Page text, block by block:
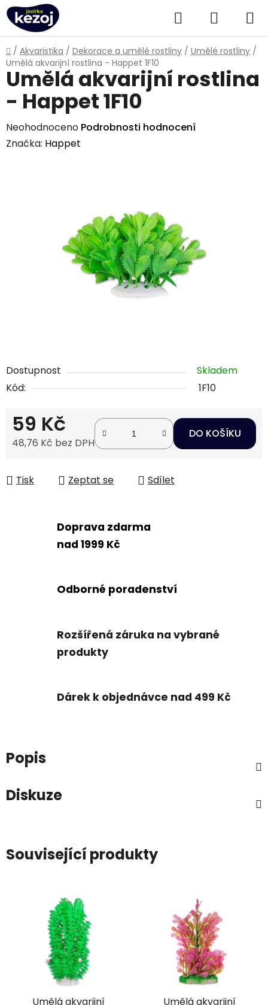
Přejít
na
obsah
Hledat
KOŠÍK
Domů
/ Akvaristika / Dekorace a umělé rostliny / Umělé rostliny /
Umělá akvarijní rostlina - Happet 1F10
Dostupnost
Skladem
Kód:
1F10
59 Kč
48,76 Kč bez DPH
DO KOŠÍKU
Tisk Zeptat se Sdílet
Umělá akvarijní rostlina
- Happet 1F10
Průměrné
hodnocení
Neohodnoceno Podrobnosti hodnocení
Značka: Happet
Doprava zdarma
nad 1999 Kč
Odborné poradenství
Rozšířená záruka na vybrané
produkty
Dárek k objednávce nad 499 Kč
Popis
Diskuze
Související produkty
Umělá akvarijní
Umělá akvarijní